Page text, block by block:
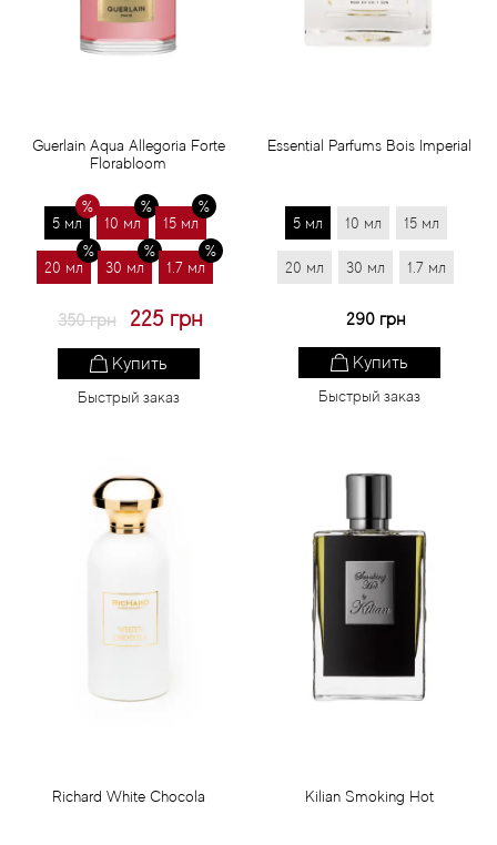
Guerlain Aqua Allegoria Forte
Florabloom
5 мл 10 мл 15 мл
20 мл 30 мл 1.7 мл
350 грн 225 грн
Купить
Быстрый заказ
Essential Parfums Bois Imperial
5 мл 10 мл 15 мл
20 мл 30 мл 1.7 мл
290 грн
Купить
Быстрый заказ
Richard White Chocola Kilian Smoking Hot